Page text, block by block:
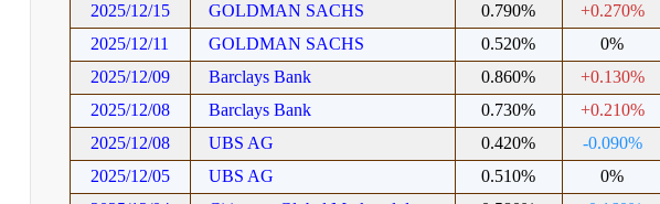
2025/12/15
GOLDMAN SACHS 0.790% +0.270%
2025/12/11
GOLDMAN SACHS 0.520% 0%
2025/12/09
Barclays Bank 0.860% +0.130%
2025/12/08
Barclays Bank 0.730% +0.210%
2025/12/08
UBS AG 0.420% -0.090%
2025/12/05
UBS AG 0.510% 0%